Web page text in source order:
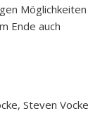
Möglichkeiten
Ende auch
Steven Vocke